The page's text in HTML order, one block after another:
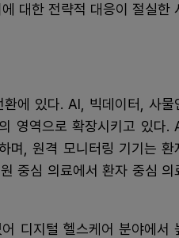
대한 전략적 대응이 절실한
에 있다. AI, 빅데이터, 사물
영역으로 확장시키고 있다.
며, 원격 모니터링 기기는 환
중심 의료에서 환자 중심 의
디지털 헬스케어 분야에서